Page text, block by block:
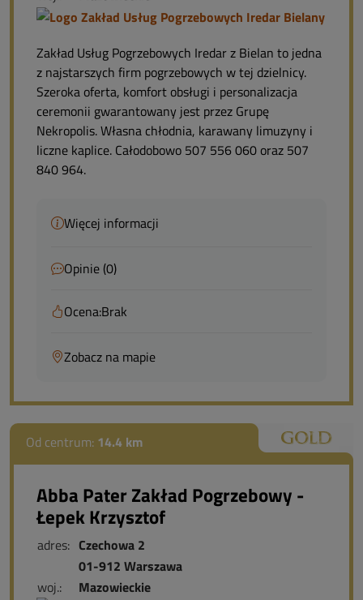
Zakład Usług Pogrzebowych Iredar z Bielan to jedna
z najstarszych firm pogrzebowych w tej dzielnicy.
Szeroka oferta, komfort obsługi i personalizacja
ceremonii gwarantowany jest przez Grupę
Nekropolis. Własna chłodnia, karawany limuzyny i
liczne kaplice. Całodobowo 507 556 060 oraz 507
840 964.
Więcej informacji
Opinie (0)
Ocena:Brak
Zobacz na mapie
Od centrum: 14.4 km
Abba Pater Zakład Pogrzebowy -
Łepek Krzysztof
adres: Czechowa 2
01-912 Warszawa
woj.:
Mazowieckie